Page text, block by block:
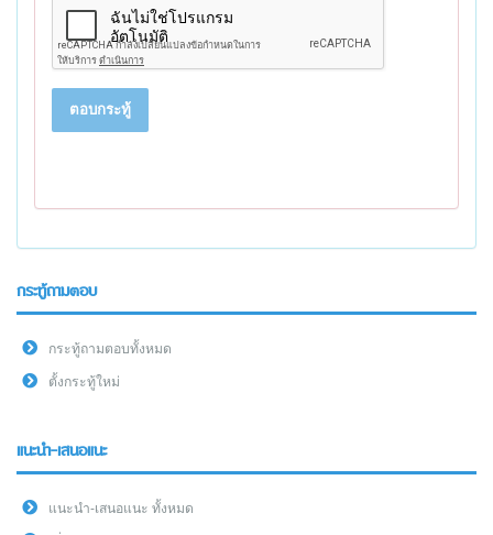
ตอบกระทู้
กระทู้ถามตอบ
กระทู้ถามตอบทั้งหมด
ตั้งกระทู้ใหม่
แนะนำ-เสนอแนะ
แนะนำ-เสนอแนะ ทั้งหมด